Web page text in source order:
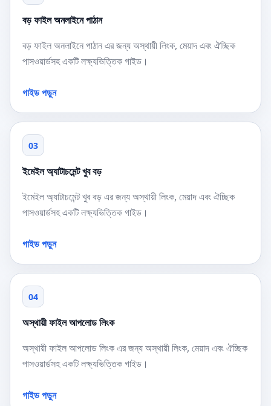
বড় ফাইল অনলাইনে পাঠান
বড় ফাইল অনলাইনে পাঠান এর জন্য অস্থায়ী লিংক, মেয়াদ এবং ঐচ্ছিক
পাসওয়ার্ডসহ একটি লক্ষ্যভিত্তিক গাইড।
গাইড পড়ুন
03
ইমেইল অ্যাটাচমেন্ট খুব বড়
ইমেইল অ্যাটাচমেন্ট খুব বড় এর জন্য অস্থায়ী লিংক, মেয়াদ এবং ঐচ্ছিক
পাসওয়ার্ডসহ একটি লক্ষ্যভিত্তিক গাইড।
গাইড পড়ুন
04
অস্থায়ী ফাইল আপলোড লিংক
অস্থায়ী ফাইল আপলোড লিংক এর জন্য অস্থায়ী লিংক, মেয়াদ এবং ঐচ্ছিক
পাসওয়ার্ডসহ একটি লক্ষ্যভিত্তিক গাইড।
গাইড পড়ুন